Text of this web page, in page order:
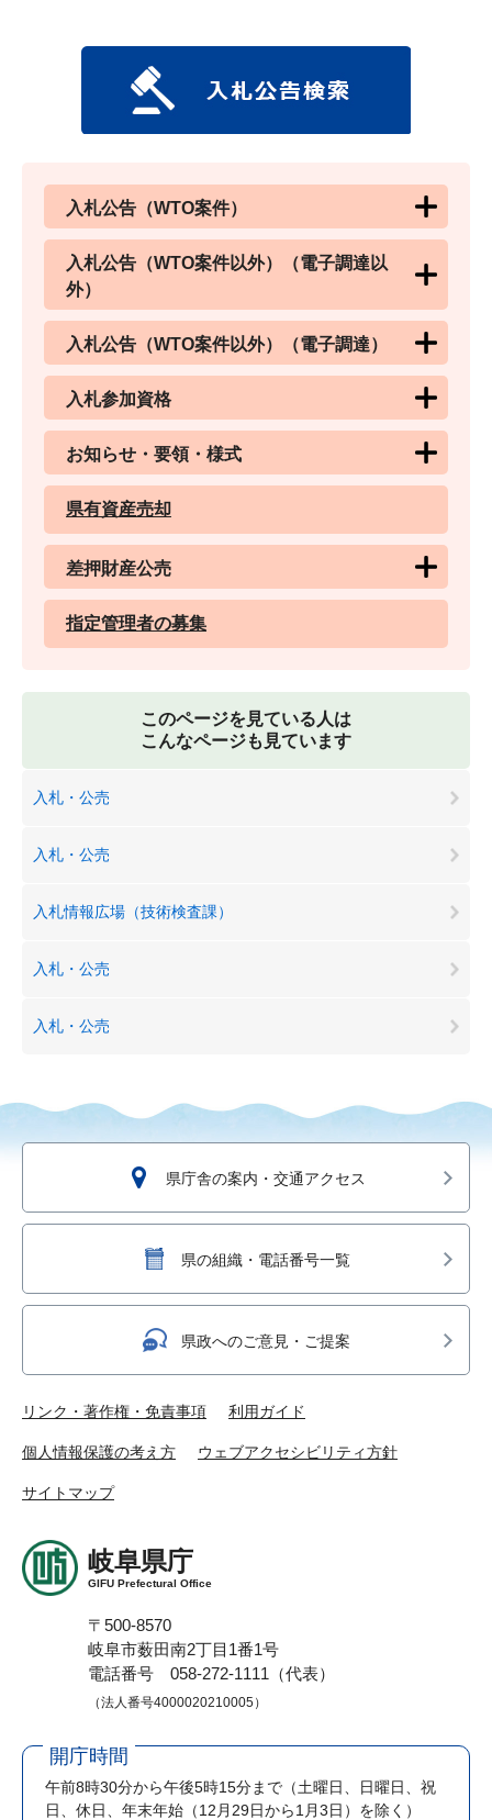
入札公告（WTO案件）
入札公告（WTO案件以外）（電子調達以
外）
入札公告（WTO案件以外）（電子調達）
入札参加資格
お知らせ・要領・様式
県有資産売却
差押財産公売
指定管理者の募集
このページを見ている人は
こんなページも見ています
入札・公売
入札・公売
入札情報広場（技術検査課）
入札・公売
入札・公売
県庁舎の案内・交通アクセス
県の組織・電話番号一覧
県政へのご意見・ご提案
リンク・著作権・免責事項 利用ガイド
個人情報保護の考え方 ウェブアクセシビリティ方針
サイトマップ
岐阜県庁
GIFU Prefectural Office
〒500-8570
岐阜市薮田南2丁目1番1号
電話番号 058-272-1111（代表）
（法人番号4000020210005）
開庁時間
午前8時30分から午後5時15分まで （土曜日、日曜日、祝
日、休日、年末年始（12月29日から1月3日）を除く）